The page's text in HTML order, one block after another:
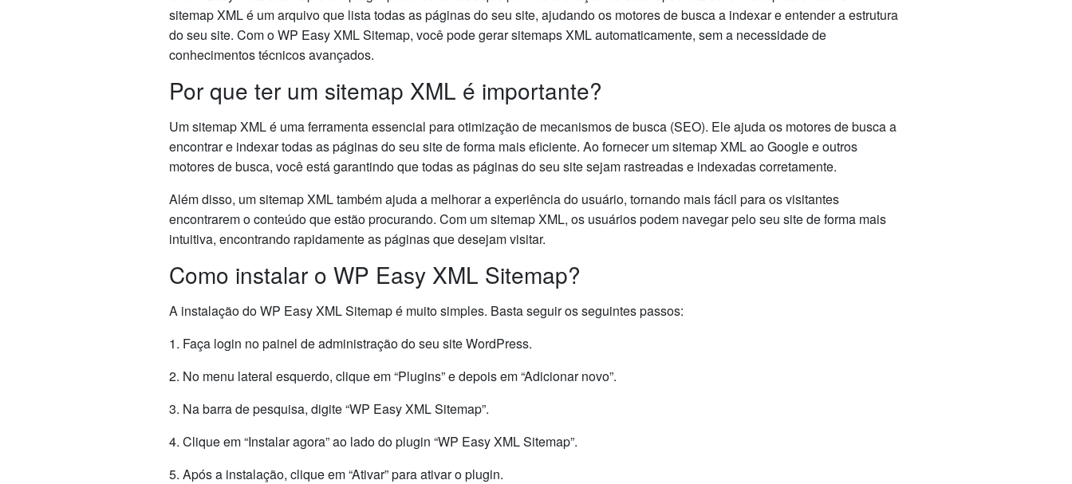
sitemap XML é um arquivo que lista todas as páginas do seu site, ajudando os motores de busca a indexar e entender a estrutura
do seu site. Com o WP Easy XML Sitemap, você pode gerar sitemaps XML automaticamente, sem a necessidade de
conhecimentos técnicos avançados.
Por que ter um sitemap XML é importante?
Um sitemap XML é uma ferramenta essencial para otimização de mecanismos de busca (SEO). Ele ajuda os motores de busca a
encontrar e indexar todas as páginas do seu site de forma mais eficiente. Ao fornecer um sitemap XML ao Google e outros
motores de busca, você está garantindo que todas as páginas do seu site sejam rastreadas e indexadas corretamente.
Além disso, um sitemap XML também ajuda a melhorar a experiência do usuário, tornando mais fácil para os visitantes
encontrarem o conteúdo que estão procurando. Com um sitemap XML, os usuários podem navegar pelo seu site de forma mais
intuitiva, encontrando rapidamente as páginas que desejam visitar.
Como instalar o WP Easy XML Sitemap?
A instalação do WP Easy XML Sitemap é muito simples. Basta seguir os seguintes passos:
1. Faça login no painel de administração do seu site WordPress.
2. No menu lateral esquerdo, clique em “Plugins” e depois em “Adicionar novo”.
3. Na barra de pesquisa, digite “WP Easy XML Sitemap”.
4. Clique em “Instalar agora” ao lado do plugin “WP Easy XML Sitemap”.
5. Após a instalação, clique em “Ativar” para ativar o plugin.